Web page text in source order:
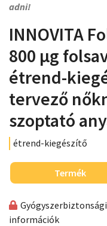
adni!
INNOVITA
800 µg
étrend-
tervező
szoptató
étrend-kiegészítő
Termék
információk